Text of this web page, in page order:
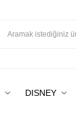
DISNEY